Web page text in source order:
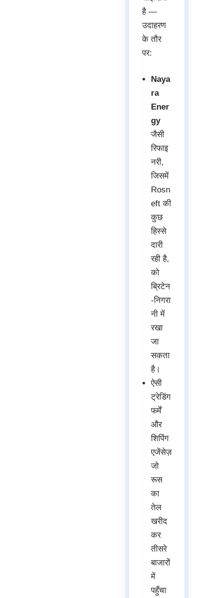
है —
उदाहरण
के तौर
पर:
Naya
ra
Ener
gy
जैसी
रिफाइ
नरी,
जिसमें
Rosn
eft की
कुछ
हिस्से
दारी
रही है,
को
ब्रिटेन
-निगरा
नी में
रखा
जा
सकता
है।
ऐसी
ट्रेडिंग
फर्में
और
शिपिंग
एजेंसेज़
जो
रूस
का
तेल
खरीद
कर
तीसरे
बाजारों
में
पहुँचा